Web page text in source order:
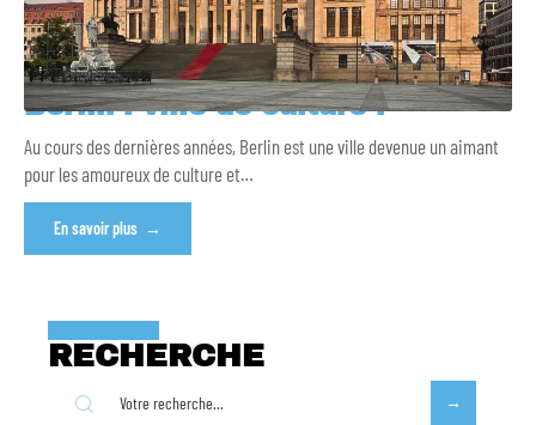
Berlin : ville de culture !
Au cours des dernières années, Berlin est une ville devenue un aimant
pour les amoureux de culture et…
En savoir plus
RECHERCHE